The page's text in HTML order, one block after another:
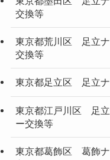
交換等
東京都荒川区 足立
交換等
東京都足立区 足立
東京都江戸川区 足
ー交換等
東京都葛飾区 葛飾